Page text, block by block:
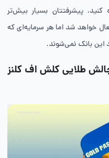
پیشرفتتان بسیار بیش‌تر
خواهد شد اما هر سرمایه‌ای که
این بانک نمی‌شوند.
طلایی کلش اف کلنز